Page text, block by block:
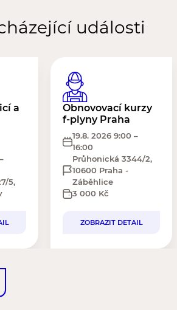
události
a
5,
Obnovovací kurzy
f-plyny Praha
19.8. 2026 9:00 –
16:00
Průhonická 3344/2,
10600 Praha -
Záběhlice
3 000 Kč
ZOBRAZIT DETAIL